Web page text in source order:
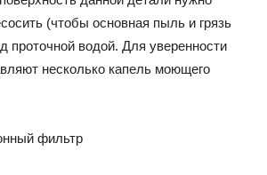
(чтобы основная пыль и грязь
проточной водой. Для уверенности
несколько капель моющего